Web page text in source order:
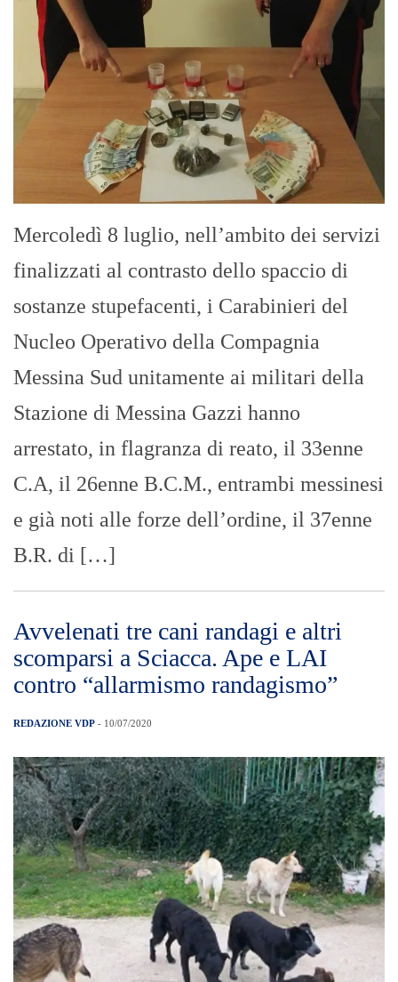
Mercoledì 8 luglio, nell’ambito dei servizi
finalizzati al contrasto dello spaccio di
sostanze stupefacenti, i Carabinieri del
Nucleo Operativo della Compagnia
Messina Sud unitamente ai militari della
Stazione di Messina Gazzi hanno
arrestato, in flagranza di reato, il 33enne
C.A, il 26enne B.C.M., entrambi messinesi
e già noti alle forze dell’ordine, il 37enne
B.R. di […]
Avvelenati tre cani randagi e altri
scomparsi a Sciacca. Ape e LAI
contro “allarmismo randagismo”
REDAZIONE VDP - 10/07/2020